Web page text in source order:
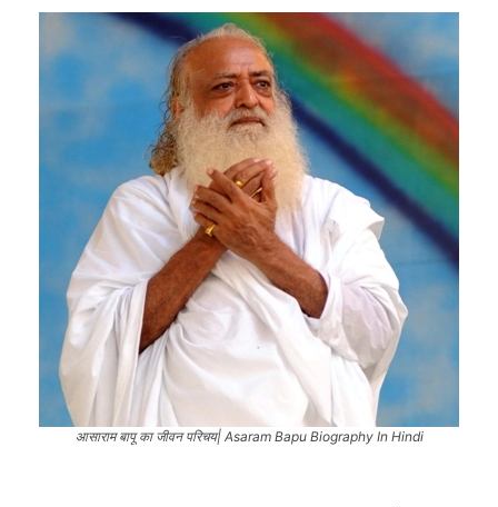
आसाराम बापू का जीवन परिचय| Asaram Bapu Biography In Hindi